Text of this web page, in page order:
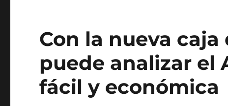
Con la nueva caja
puede analizar el
fácil y económica